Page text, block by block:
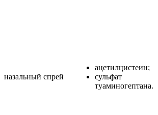
назальный спрей
ацетилцистеин;
сульфат
туаминогептана.